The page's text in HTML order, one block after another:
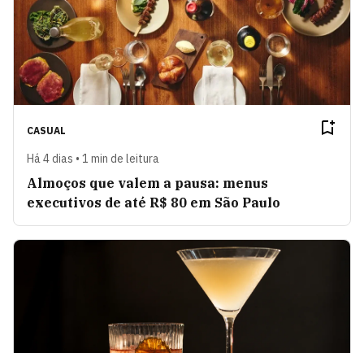
CASUAL
Há 4 dias • 1 min de leitura
Almoços que valem a pausa: menus
executivos de até R$ 80 em São Paulo